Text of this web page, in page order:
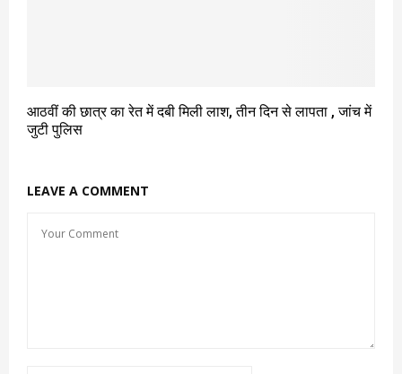
आठवीं की छात्र का रेत में दबी मिली लाश, तीन दिन से लापता , जांच में
जुटी पुलिस
LEAVE A COMMENT